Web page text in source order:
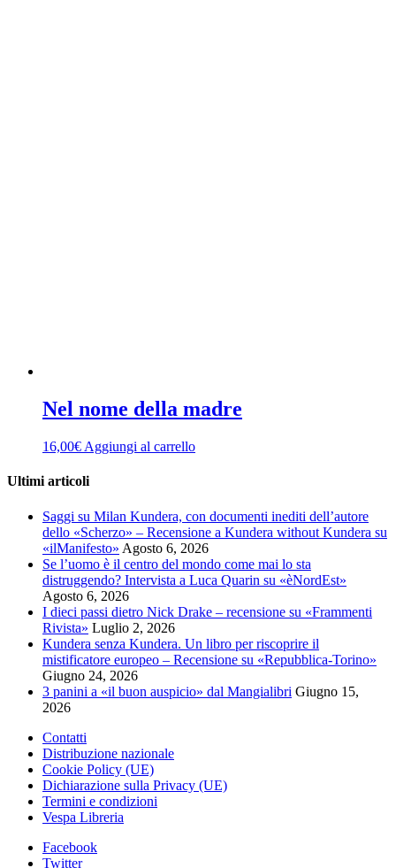
Nel nome della madre
16,00€ Aggiungi al carrello
Ultimi articoli
Saggi su Milan Kundera, con documenti inediti dell’autore
dello «Scherzo» – Recensione a Kundera without Kundera su
«ilManifesto» Agosto 6, 2026
Se l’uomo è il centro del mondo come mai lo sta
distruggendo? Intervista a Luca Quarin su «èNordEst»
Agosto 6, 2026
I dieci passi dietro Nick Drake – recensione su «Frammenti
Rivista» Luglio 2, 2026
Kundera senza Kundera. Un libro per riscoprire il
mistificatore europeo – Recensione su «Repubblica-Torino»
Giugno 24, 2026
3 panini a «il buon auspicio» dal Mangialibri Giugno 15,
2026
Contatti
Distribuzione nazionale
Cookie Policy (UE)
Dichiarazione sulla Privacy (UE)
Termini e condizioni
Vespa Libreria
Facebook
Twitter